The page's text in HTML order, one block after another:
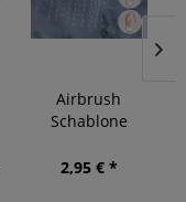
Airbrush
Schablone
2,95 € *